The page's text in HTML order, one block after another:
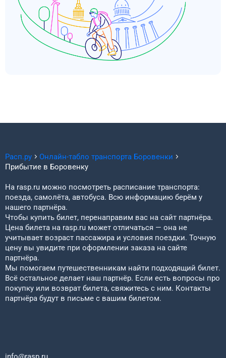
Расп.ру Онлайн-табло транспорта Боровенки
Прибытие в Боровенку
На rasp.ru можно посмотреть расписание транспорта:
поезда, самолёта, автобуса. Всю информацию берём у
нашего партнёра.
Чтобы купить билет, перенаправим вас на сайт партнёра.
Цена билета на rasp.ru может отличаться — она не
учитывает возраст пассажира и условия поездки. Точную
цену вы увидите при оформлении заказа на сайте
партнёра.
Мы помогаем путешественникам найти подходящий билет.
Всё остальное делает наш партнёр. Если есть вопросы про
покупку или возврат билета, свяжитесь с ним. Контакты
партнёра будут в письме с вашим билетом.